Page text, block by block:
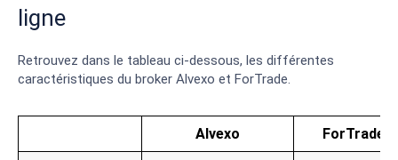
ligne
Retrouvez dans le tableau ci-dessous, les différentes
caractéristiques du broker Alvexo et ForTrade.
Alvexo ForTrade